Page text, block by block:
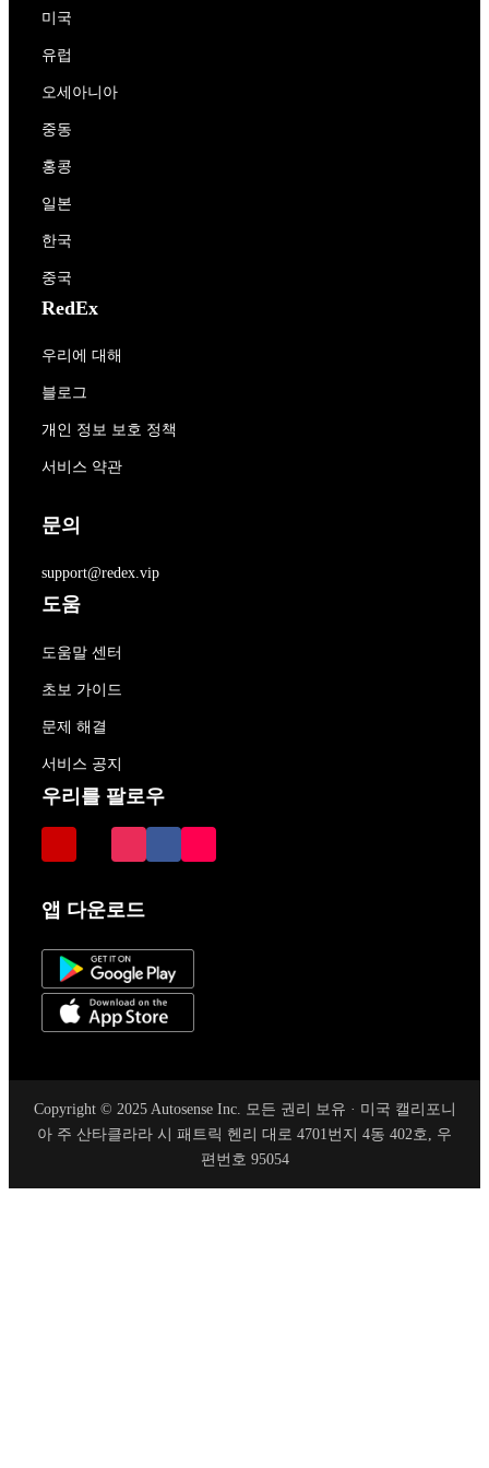
미국
유럽
오세아니아
중동
홍콩
일본
한국
중국
RedEx
우리에 대해
블로그
개인 정보 보호 정책
서비스 약관
문의
support@redex.vip
도움
도움말 센터
초보 가이드
문제 해결
서비스 공지
우리를 팔로우
앱 다운로드
Copyright © 2025 Autosense Inc. 모든 권리 보유 · 미국 캘리포니
아 주 산타클라라 시 패트릭 헨리 대로 4701번지 4동 402호, 우
편번호 95054